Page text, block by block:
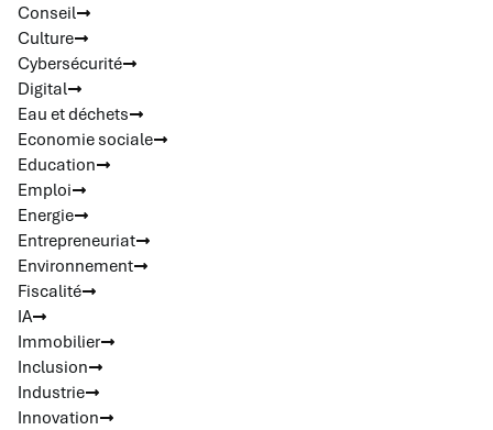
Conseil
Culture
Cybersécurité
Digital
Eau et déchets
Economie sociale
Education
Emploi
Energie
Entrepreneuriat
Environnement
Fiscalité
IA
Immobilier
Inclusion
Industrie
Innovation